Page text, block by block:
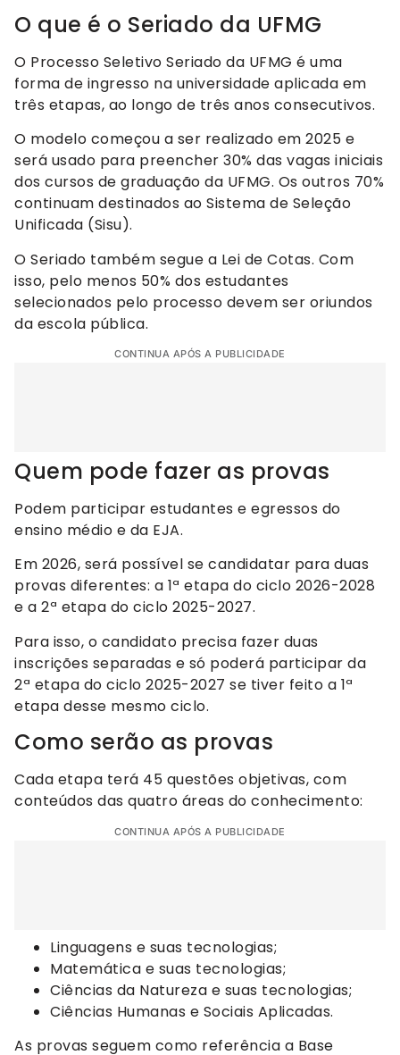
O que é o Seriado da UFMG
O Processo Seletivo Seriado da UFMG é uma
forma de ingresso na universidade aplicada em
três etapas, ao longo de três anos consecutivos.
O modelo começou a ser realizado em 2025 e
será usado para preencher 30% das vagas iniciais
dos cursos de graduação da UFMG. Os outros 70%
continuam destinados ao Sistema de Seleção
Unificada (Sisu).
O Seriado também segue a Lei de Cotas. Com
isso, pelo menos 50% dos estudantes
selecionados pelo processo devem ser oriundos
da escola pública.
CONTINUA APÓS A PUBLICIDADE
Quem pode fazer as provas
Podem participar estudantes e egressos do
ensino médio e da EJA.
Em 2026, será possível se candidatar para duas
provas diferentes: a 1ª etapa do ciclo 2026-2028
e a 2ª etapa do ciclo 2025-2027.
Para isso, o candidato precisa fazer duas
inscrições separadas e só poderá participar da
2ª etapa do ciclo 2025-2027 se tiver feito a 1ª
etapa desse mesmo ciclo.
Como serão as provas
Cada etapa terá 45 questões objetivas, com
conteúdos das quatro áreas do conhecimento:
CONTINUA APÓS A PUBLICIDADE
Linguagens e suas tecnologias;
Matemática e suas tecnologias;
Ciências da Natureza e suas tecnologias;
Ciências Humanas e Sociais Aplicadas.
As provas seguem como referência a Base